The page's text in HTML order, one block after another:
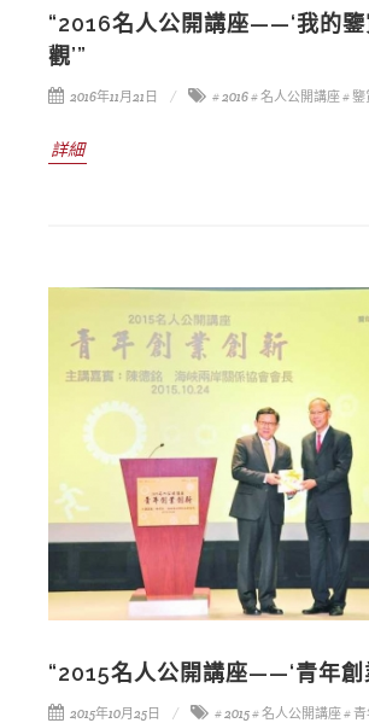
“2016名人公開講座——‘我的鑒
觀’”
2016年11月21日 # 2016# 名人公開講座# 鑒
詳細
“2015名人公開講座——‘青年創
2015年10月25日 # 2015# 名人公開講座#